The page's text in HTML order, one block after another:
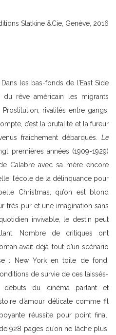
Slatkine &Cie, Genève, 2016
les bas-fonds de l’East Side
du rêve américain les migrants
rivalités entre gangs,
c’est la brutalité et la fureur
fraîchement débarqués. Le
premières années (1909-1929)
Calabre avec sa mère encore
l’école de la délinquance pour
Christmas, qu’on est blond
très pur et une imagination sans
invivable, le destin peut
Nombre de critiques ont
avait déjà tout d’un scénario
: New York en toile de fond,
de survie de ces laissés-
du cinéma parlant et
d’amour délicate comme fil
réussite pour point final.
928 pages qu’on ne lâche plus.